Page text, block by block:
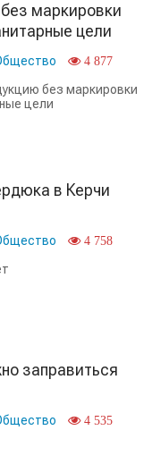
маркировки
цели
4 877
без маркировки
цели
в Керчи
4 758
заправиться
4 535